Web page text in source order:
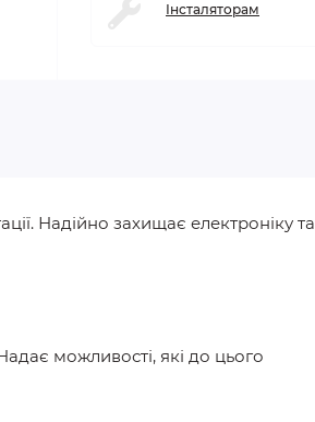
Інсталяторам
Надійно захищає електроніку та
можливості, які до цього